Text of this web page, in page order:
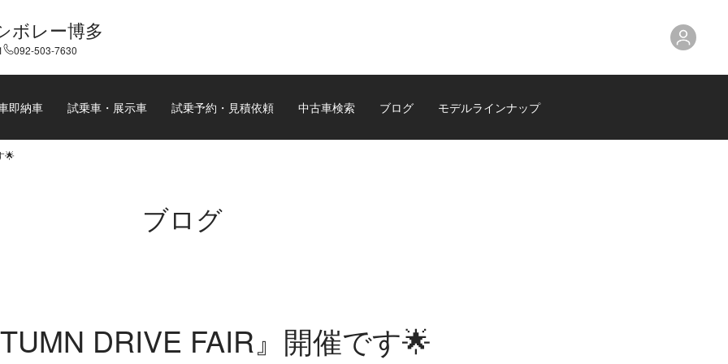
ボレー博多
092-503-7630
即納車 試乗車・展示車 試乗予約・見積依頼 中古車検索 ブログ モデルラインナップ
🌟
ブログ
DRIVE FAIR』開催です🌟